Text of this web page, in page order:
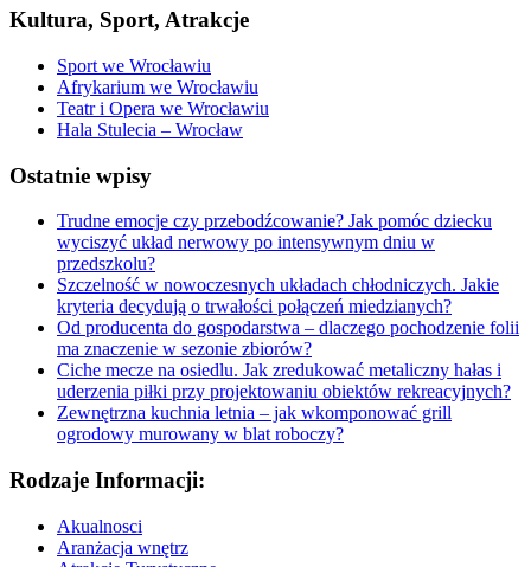
Kultura, Sport, Atrakcje
Sport we Wrocławiu
Afrykarium we Wrocławiu
Teatr i Opera we Wrocławiu
Hala Stulecia – Wrocław
Ostatnie wpisy
Trudne emocje czy przebodźcowanie? Jak pomóc dziecku
wyciszyć układ nerwowy po intensywnym dniu w
przedszkolu?
Szczelność w nowoczesnych układach chłodniczych. Jakie
kryteria decydują o trwałości połączeń miedzianych?
Od producenta do gospodarstwa – dlaczego pochodzenie folii
ma znaczenie w sezonie zbiorów?
Ciche mecze na osiedlu. Jak zredukować metaliczny hałas i
uderzenia piłki przy projektowaniu obiektów rekreacyjnych?
Zewnętrzna kuchnia letnia – jak wkomponować grill
ogrodowy murowany w blat roboczy?
Rodzaje Informacji:
Akualnosci
Aranżacja wnętrz